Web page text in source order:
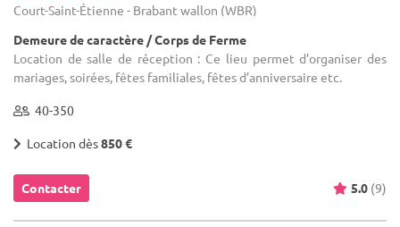
Court-Saint-Étienne - Brabant wallon (WBR)
Demeure de caractère / Corps de Ferme
Location de salle de réception : Ce lieu permet d’organiser des
mariages, soirées, fêtes familiales, fêtes d’anniversaire etc.
40-350
Location dès850 €
Contacter 5.0 (9)